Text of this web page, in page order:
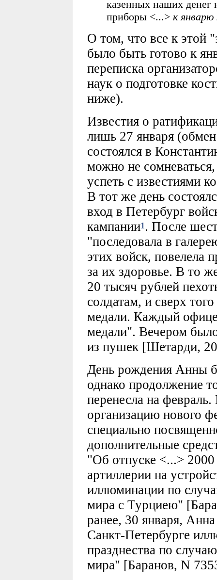
казенных наших денег
приборы <...> к январю
О том, что все к этой
было быть готово к
переписка
наук о подготовке
ниже).
Известия о
лишь 27 января
состоялся в
можно не
успеть с известиями
В тот же день
вход в Петербург
кампании1. После
"последовала в
этих войск, повелела
за их здоровье. В то
20 тысяч рублей
солдатам, и сверх
медали. Каждый
медали". Вечером
из пушек [Шетарди,
День рождения Анны
однако продолжение
перенесла на
организацию нового
специально
дополнительные
"Об отпуске <...>
артиллерии на
иллюминации по
мира с Турциею"
ранее, 30 января,
Санкт-Петербурге
празднества по
мира" [Баранов, N